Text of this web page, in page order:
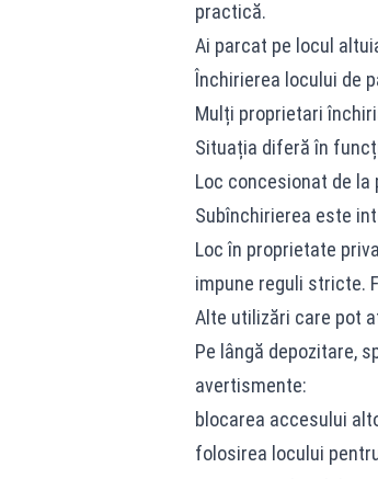
practică.
Ai parcat pe locul
Închirierea locului de
Mulți proprietari
Situația diferă în
Loc concesionat de
Subînchirierea este
Loc în proprietate
impune reguli stricte.
Alte utilizări care pot
Pe lângă depozitare,
avertismente:
blocarea accesului
folosirea locului